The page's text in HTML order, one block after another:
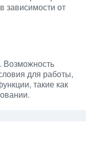
зависимости от
Возможность
для работы,
такие как